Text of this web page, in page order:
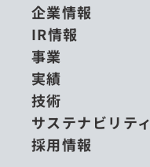
企業情報
IR情報
事業
実績
技術
サステナビリティ
採用情報